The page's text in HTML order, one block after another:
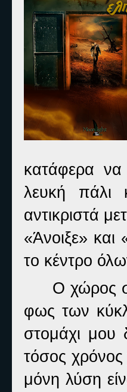
κατάφερα
λευκή πάλι
αντικριστά
«Άνοιξε» και
το κέντρο
Ο χώρος
φως των
στομάχι μου
τόσος
μόνη λύση